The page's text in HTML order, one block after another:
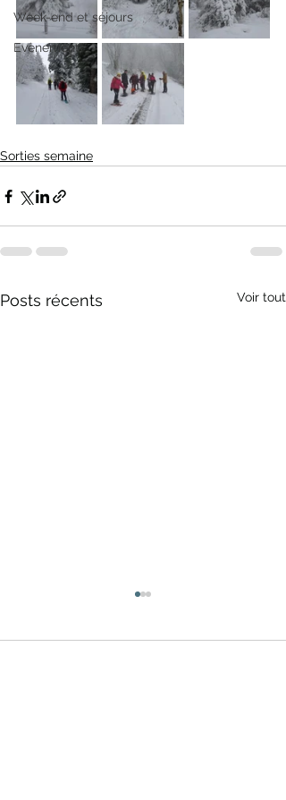
Week-end et séjours
Evènement
Sorties semaine
Posts récents Voir tout